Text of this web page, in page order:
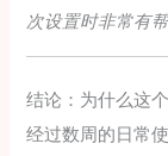
次设置时非常有帮
结论：为什么这
经过数周的日常